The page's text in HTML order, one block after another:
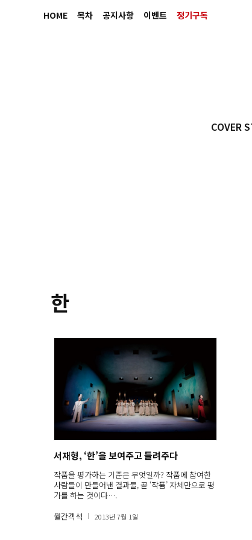
HOME 목차 공지사항 이벤트 정기구독
COVER
한
서재형, ‘한’을 보여주고 들려주다
작품을 평가하는 기준은 무엇일까? 작품에 참여한
사람들이 만들어낸 결과물, 곧 ‘작품’ 자체만으로 평
가를 하는 것이다….
월간객석
2013년 7월 1일